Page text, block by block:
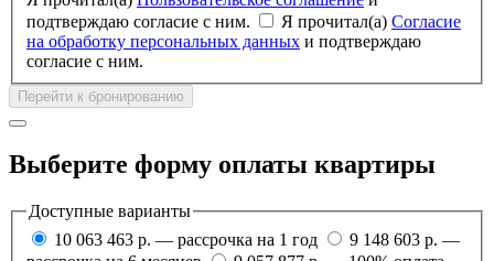
подтверждаю согласие с ним.
Я прочитал(а) Согласие
на обработку персональных данных
согласие с ним.
Перейти к бронированию
Выберите форму оплаты квартиры
Доступные варианты
10 063 463 р. — рассрочка на 1 год
9 148 603 р. —